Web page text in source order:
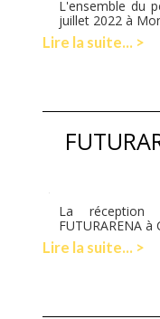
L'ensemble du
juillet 2022 à
Lire la suite... >
La réception
FUTURARENA
Lire la suite... >